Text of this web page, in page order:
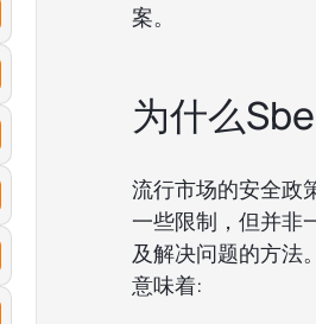
案。
为什么
流行市场的安全政
一些限制，但并非
及解决问题的方法
意味着: